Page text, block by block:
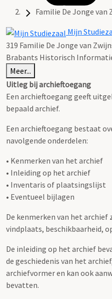
Familie De Jonge van
Mijn
319 Familie De Jonge van
Brabants Historisch
Meer...
Uitleg bij archieftoegang
Een archieftoegang geeft
bepaald archief.
Een archieftoegang bestaat
navolgende onderdelen:
• Kenmerken van het archief
• Inleiding op het archief
• Inventaris of plaatsingslijst
• Eventueel bijlagen
De kenmerken van het archief
vindplaats, beschikbaarheid,
De inleiding op het archief
de geschiedenis van het
archiefvormer en kan ook
bevatten.